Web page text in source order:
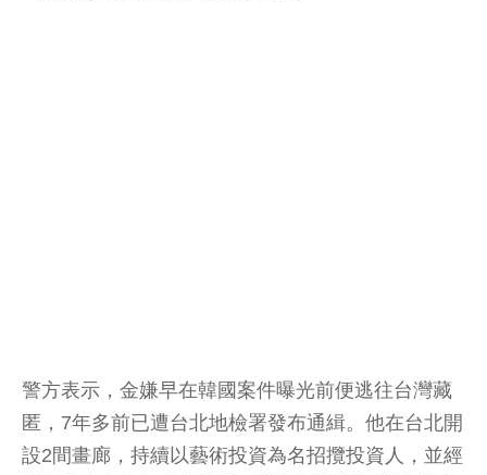
警方表示，金嫌早在韓國案件曝光前便逃往台灣藏
匿，7年多前已遭台北地檢署發布通緝。他在台北開
設2間畫廊，持續以藝術投資為名招攬投資人，並經